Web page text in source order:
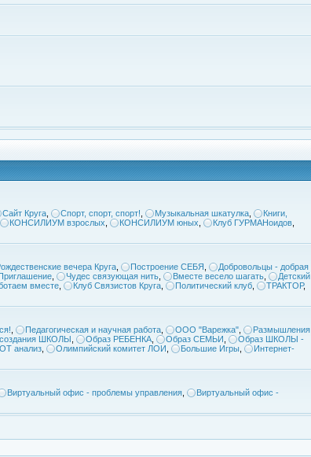
Сайт Круга Спорт, спорт, спорт! Музыкальная шкатулка
Книги,
КОНСИЛИУМ взрослых КОНСИЛИУМ юных Клуб ГУРМАНоидов
вечера Круга Построение СЕБЯ
Добровольцы - добрая
Чудес связующая нить Вместе весело шагать
Детский
вместе Клуб Связистов Круга Политический клуб ТРАКТОР,
Педагогическая и научная работа ООО "Варежка"
Размышления
ШКОЛЫ Образ РЕБЕНКА Образ СЕМЬИ
Образ ШКОЛЫ -
анализ Олимпийский комитет ЛОИ Большие Игры
Интернет-
Виртуальный офис - проблемы управления
Виртуальный офис -